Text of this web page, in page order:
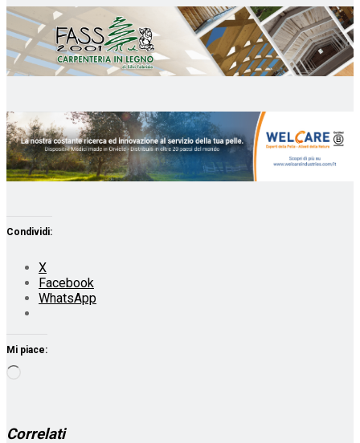
Condividi:
X
Facebook
WhatsApp
Mi piace:
Correlati